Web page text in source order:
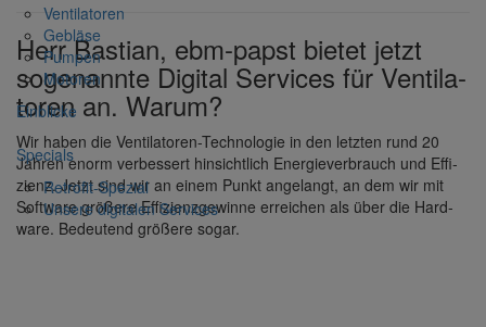
Venti­la­toren
Gebläse
Pumpen
Motoren
Einblicke
Specials
Retrofit-Spezial
Unsere digi­talen Services
Herr Bastian, ebm-papst bietet jetzt
soge­nannte Digital Services für Venti­la­
toren an. Warum?
Wir haben die Venti­la­toren-Tech­no­logie in den letzten rund 20
Jahren enorm verbes­sert hinsicht­lich Ener­gie­ver­brauch und Effi­
zienz. Jetzt sind wir an einem Punkt ange­langt, an dem wir mit
Soft­ware größere Effi­zi­enz­ge­winne errei­chen als über die Hard­
ware. Bedeu­tend größere sogar.